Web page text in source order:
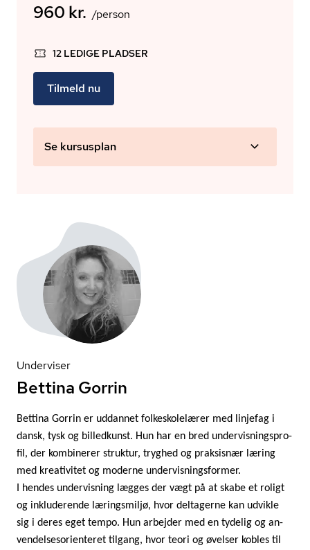
960 kr. /person
12 LEDIGE PLADSER
Tilmeld nu
Se kursusplan
Underviser
Bettina Gorrin
Bettina Gorrin er uddannet fol­ke­sko­le­læ­rer med linjefag i
dansk, tysk og billedkunst. Hun har en bred un­der­vis­nings­pro­
fil, der kombinerer struktur, tryghed og praksisnær læring
med kreativitet og moderne un­der­vis­nings­for­mer.
I hendes undervisning lægges der vægt på at skabe et roligt
og inkluderende læringsmiljø, hvor deltagerne kan udvikle
sig i deres eget tempo. Hun arbejder med en tydelig og an­
ven­del­ses­o­ri­en­te­ret tilgang, hvor teori og øvelser kobles til